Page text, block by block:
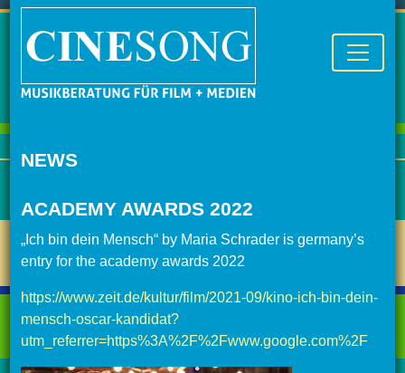
NEWS
ACADEMY AWARDS 2022
„Ich bin dein Mensch“ by Maria Schrader is germany’s
entry for the academy awards 2022
https://www.zeit.de/kultur/film/2021-09/kino-ich-bin-dein-
mensch-oscar-kandidat?
utm_referrer=https%3A%2F%2Fwww.google.com%2F